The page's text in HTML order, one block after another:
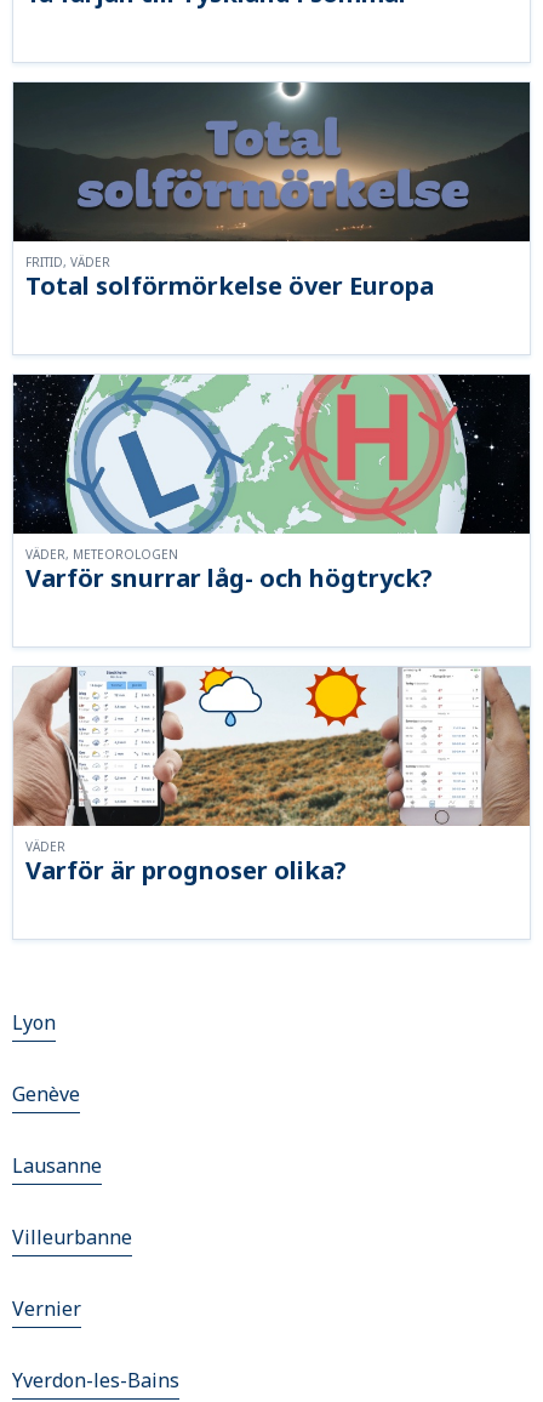
Total solförmörkelse över Europa
FRITID, VÄDER
Varför snurrar låg- och högtryck?
VÄDER, METEOROLOGEN
Varför är prognoser olika?
VÄDER
Lyon
Genève
Lausanne
Villeurbanne
Vernier
Yverdon-les-Bains